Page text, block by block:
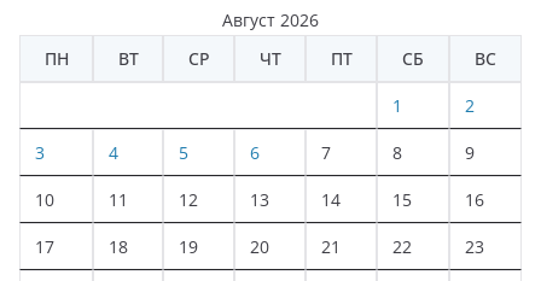
Август 2026
ПН
ВТ СР ЧТ ПТ СБ ВС
1 2
3 4 5 6 7 8 9
10 11 12 13 14 15 16
17 18 19 20 21 22 23